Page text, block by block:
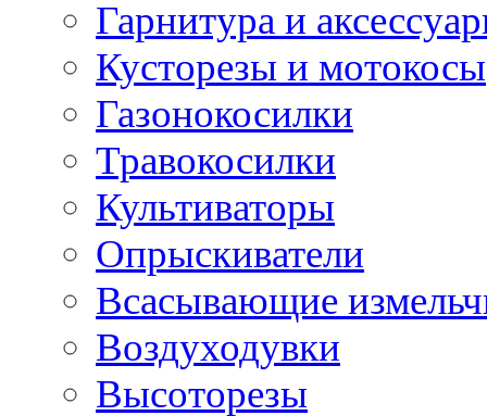
Гарнитура и
Кусторезы и мотокосы
Газонокосилки
Травокосилки
Культиваторы
Опрыскиватели
Всасывающие
Воздуходувки
Высоторезы